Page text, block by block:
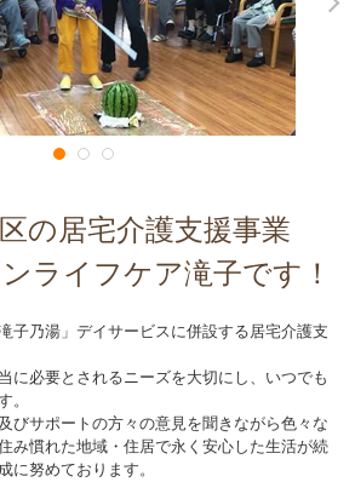
の居宅介護支援事業
ライフケア滝子です！
子乃湯」デイサービスに併設する居宅介護支
に必要とされるニーズを大切にし、いつでも
。
びサポートの方々の意見を聞きながら色々な
み慣れた地域・住居で永く安心した生活が続
に努めております。